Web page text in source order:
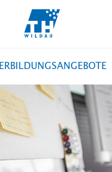
TH-
TRANSFER